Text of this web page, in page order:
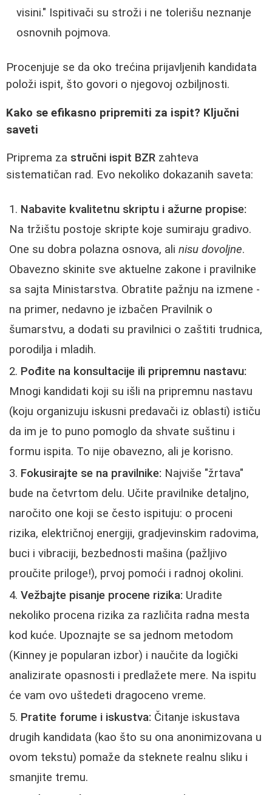
visini." Ispitivači su stroži i ne tolerišu neznanje
osnovnih pojmova.
Procenjuje se da oko trećina prijavljenih kandidata
položi ispit, što govori o njegovoj ozbiljnosti.
Kako se efikasno pripremiti za ispit? Ključni
saveti
Priprema za stručni ispit BZR zahteva
sistematičan rad. Evo nekoliko dokazanih saveta:
Nabavite kvalitetnu skriptu i ažurne propise:
Na tržištu postoje skripte koje sumiraju gradivo.
One su dobra polazna osnova, ali nisu dovoljne.
Obavezno skinite sve aktuelne zakone i pravilnike
sa sajta Ministarstva. Obratite pažnju na izmene -
na primer, nedavno je izbačen Pravilnik o
šumarstvu, a dodati su pravilnici o zaštiti trudnica,
porodilja i mladih.
Pođite na konsultacije ili pripremnu nastavu:
Mnogi kandidati koji su išli na pripremnu nastavu
(koju organizuju iskusni predavači iz oblasti) ističu
da im je to puno pomoglo da shvate suštinu i
formu ispita. To nije obavezno, ali je korisno.
Fokusirajte se na pravilnike: Najviše "žrtava"
bude na četvrtom delu. Učite pravilnike detaljno,
naročito one koji se često ispituju: o proceni
rizika, električnoj energiji, gradjevinskim radovima,
buci i vibraciji, bezbednosti mašina (pažljivo
proučite priloge!), prvoj pomoći i radnoj okolini.
Vežbajte pisanje procene rizika: Uradite
nekoliko procena rizika za različita radna mesta
kod kuće. Upoznajte se sa jednom metodom
(Kinney je popularan izbor) i naučite da logički
analizirate opasnosti i predlažete mere. Na ispitu
će vam ovo uštedeti dragoceno vreme.
Pratite forume i iskustva: Čitanje iskustava
drugih kandidata (kao što su ona anonimizovana u
ovom tekstu) pomaže da steknete realnu sliku i
smanjite tremu.